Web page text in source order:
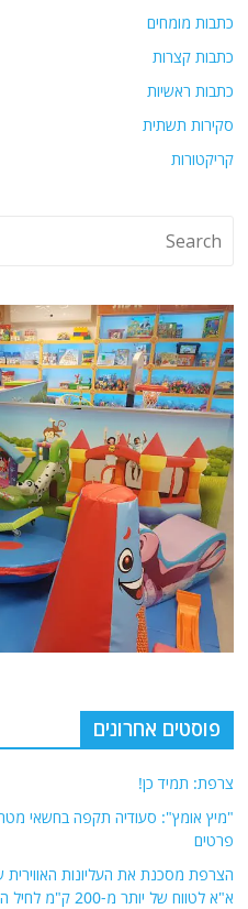
כתבות מומחים
כתבות קצרות
כתבות ראשיות
סקירות תשתית
קריקטורות
פוסטים אחרונים
צרפת: תמיד כן!
"מיץ אומץ": סעודיה תקפה בחשאי
פרטים
הצרפת מסכנת את העליונות
א"א לטווח של יותר מ-200 ק"מ לחיל האוויר המצרי. המשמעות האסטרטגית